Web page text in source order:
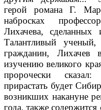
герой романа Г.
набросках
Лихачева,
Талантливый
гражданин, Лихачев
изучению великого
пророчески
прирастать будет
возникших накануне
года, также